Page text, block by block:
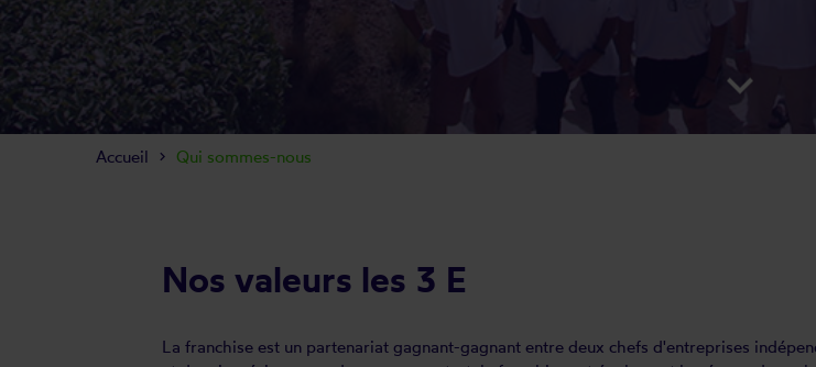
keyboard_arrow_down
Nos valeurs les 3 E
La franchise est un partenariat gagnant-gagnant entre deux chefs d'entreprises
Accueil Qui sommes-nous